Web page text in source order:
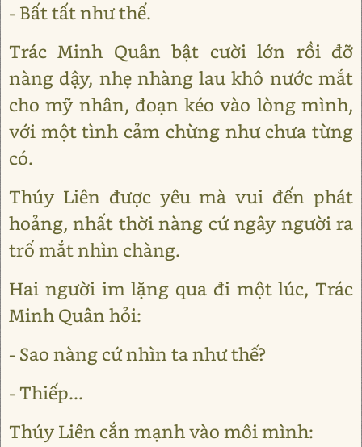
- Bất tất như thế.
Trác Minh Quân bật cười lớn rồi đỡ
nàng dậy, nhẹ nhàng lau khô nước mắt
cho mỹ nhân, đoạn kéo vào lòng mình,
với một tình cảm chừng như chưa từng
có.
Thúy Liên được yêu mà vui đến phát
hoảng, nhất thời nàng cứ ngây người ra
trố mắt nhìn chàng.
Hai người im lặng qua đi một lúc, Trác
Minh Quân hỏi:
- Sao nàng cứ nhìn ta như thế?
- Thiếp...
Thúy Liên cắn mạnh vào môi mình: